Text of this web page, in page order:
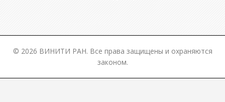
© 2026 ВИНИТИ РАН. Все права защищены и охраняются
законом.